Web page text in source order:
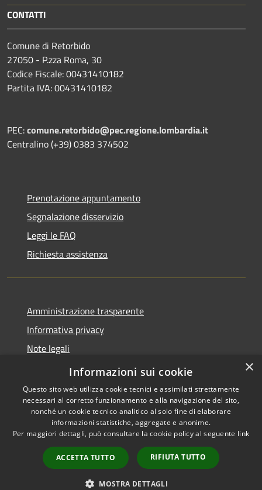
CONTATTI
Comune di Retorbido
27050 - P.zza Roma, 30
Codice Fiscale: 00431410182
Partita IVA: 00431410182
PEC:comune.retorbido@pec.regione.lombardia.it
Centralino (+39) 0383 374502
Prenotazione appuntamento
Segnalazione disservizio
Leggi le FAQ
Richiesta assistenza
Amministrazione trasparente
Informativa privacy
Note legali
Dichiarazione di accessibilità
Accessibilità
Copyright © 2026 • Comune di
Retorbido • Powered by
Municipium•
Accesso
redazione
×
Informazioni sui cookie
Questo sito web utilizza cookie tecnici e assimilati strettamente
necessari al corretto funzionamento e alla navigazione del sito,
nonché un cookie tecnico analitico al solo fine di elaborare
informazioni statistiche, aggregate e anonime.
Per maggiori dettagli, può consultare la cookie policy al seguente link
ACCETTA TUTTO RIFIUTA TUTTO
MOSTRA DETTAGLI